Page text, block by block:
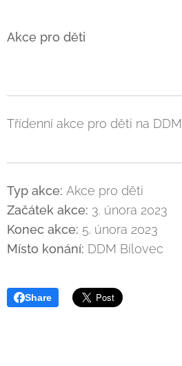
Akce pro děti
Třídenní akce pro děti na
Typ akce: Akce pro děti
Začátek akce: 3. února 2023
Konec akce: 5. února 2023
Místo konání: DDM Bílovec
Share